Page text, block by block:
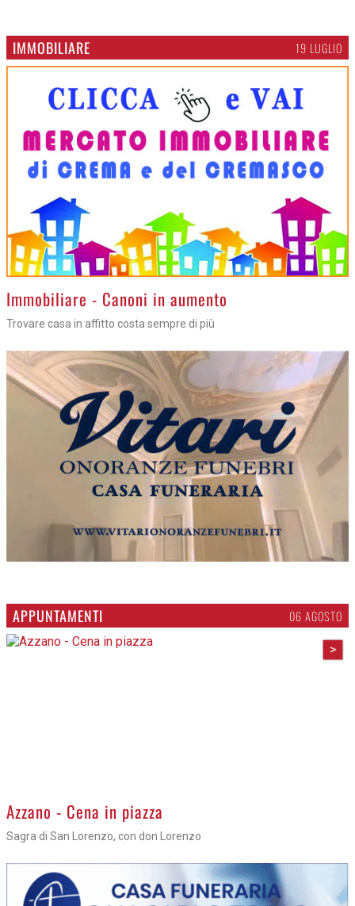
IMMOBILIARE 19 LUGLIO
>Immobiliare - Canoni in aumento
Trovare casa in affitto costa sempre di più
APPUNTAMENTI 06 AGOSTO
>
Azzano - Cena in piazza
Sagra di San Lorenzo, con don Lorenzo